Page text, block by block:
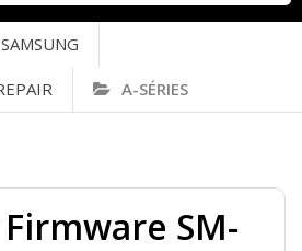
SAMSUNG
A-SÉRIES
SM-